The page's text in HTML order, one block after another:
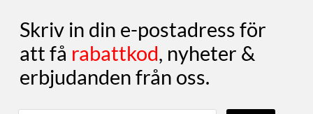
Skriv in din e-postadress för
att få rabattkod, nyheter &
erbjudanden från oss.